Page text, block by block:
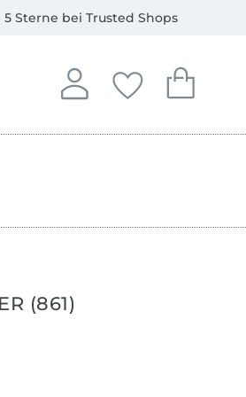
5 Sterne bei Trusted Shops
Anmelden
In deinem Konto
Deine
Du hast keine
Dein
Du hast
(861)